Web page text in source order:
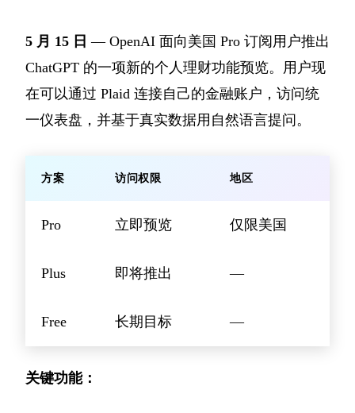
5 月 15 日 — OpenAI 面向美国 Pro 订阅用户推出
ChatGPT 的一项新的个人理财功能预览。用户现
在可以通过 Plaid 连接自己的金融账户，访问统
一仪表盘，并基于真实数据用自然语言提问。
方案 访问权限 地区
Pro 立即预览 仅限美国
Plus 即将推出 —
Free 长期目标 —
关键功能：